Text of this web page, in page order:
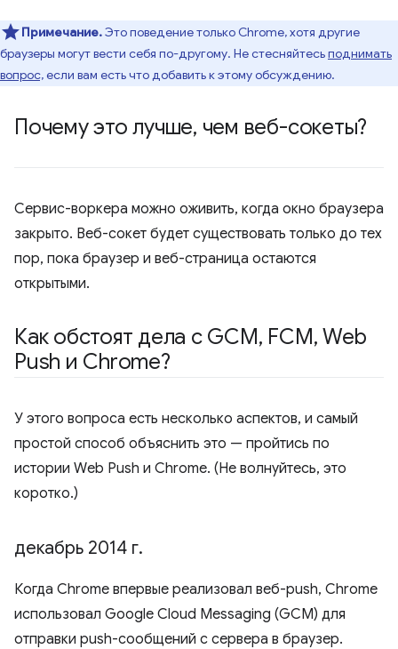
Примечание.Это поведение только Chrome, хотя другие
браузеры могут вести себя по-другому. Не стесняйтесьподнимать
вопрос,если вам есть что добавить к этому обсуждению.
Почему это лучше, чем веб-сокеты?
Сервис-воркера можно оживить, когда окно браузера
закрыто. Веб-сокет будет существовать только до тех
пор, пока браузер и веб-страница остаются
открытыми.
Как обстоят дела с GCM, FCM, Web
Push и Chrome?
У этого вопроса есть несколько аспектов, и самый
простой способ объяснить это — пройтись по
истории Web Push и Chrome. (Не волнуйтесь, это
коротко.)
декабрь 2014 г.
Когда Chrome впервые реализовал веб-push, Chrome
использовал Google Cloud Messaging (GCM) для
отправки push-сообщений с сервера в браузер.